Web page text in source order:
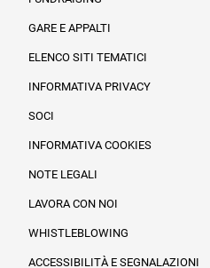
GARE E APPALTI
ELENCO SITI TEMATICI
INFORMATIVA PRIVACY
SOCI
INFORMATIVA COOKIES
NOTE LEGALI
LAVORA CON NOI
WHISTLEBLOWING
ACCESSIBILITÀ E SEGNALAZIONI